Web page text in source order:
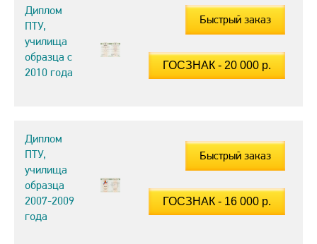
Диплом
ПТУ,
училища
образца с
2010 года
Быстрый заказ
Диплом
ПТУ,
училища
образца
2007-2009
года
Быстрый заказ